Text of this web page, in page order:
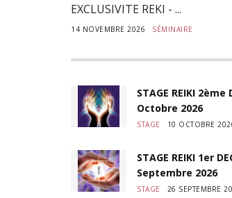
EXCLUSIVITE REKI - ...
14 NOVEMBRE 2026 SÉMINAIRE
STAGE REIKI 2ème
Octobre 2026
STAGE 10 OCTOBRE
STAGE REIKI 1er
Septembre 2026
STAGE 26 SEPTEMBRE